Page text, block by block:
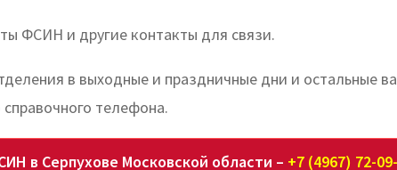
ФСИН и другие контакты для связи.
в выходные и праздничные дни и остальные
телефона.
в Серпухове Московской области – +7 (4967) 72-